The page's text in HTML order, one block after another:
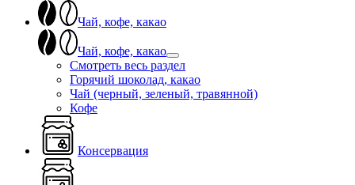
Чай, кофе, какао
Чай, кофе, какао
Смотреть весь раздел
Горячий шоколад, какао
Чай (черный, зеленый, травянной)
Кофе
Консервация